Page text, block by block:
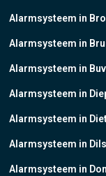
Alarmsysteem in
Alarmsysteem in
Alarmsysteem in
Alarmsysteem in
Alarmsysteem in
Alarmsysteem in
Alarmsysteem in